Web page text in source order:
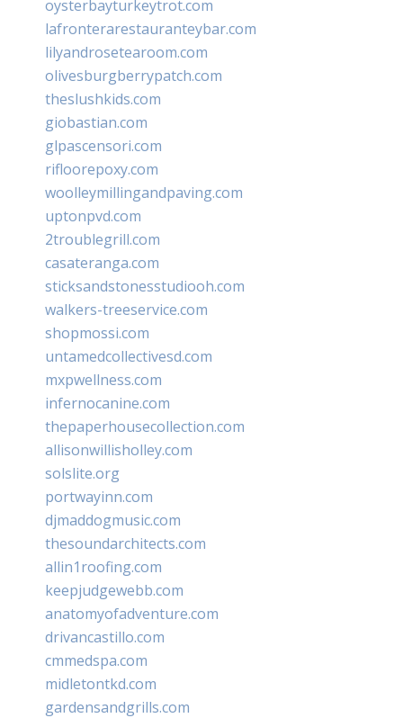
oysterbayturkeytrot.com
lafronterarestauranteybar.com
lilyandrosetearoom.com
olivesburgberrypatch.com
theslushkids.com
giobastian.com
glpascensori.com
rifloorepoxy.com
woolleymillingandpaving.com
uptonpvd.com
2troublegrill.com
casateranga.com
sticksandstonesstudiooh.com
walkers-treeservice.com
shopmossi.com
untamedcollectivesd.com
mxpwellness.com
infernocanine.com
thepaperhousecollection.com
allisonwillisholley.com
solslite.org
portwayinn.com
djmaddogmusic.com
thesoundarchitects.com
allin1roofing.com
keepjudgewebb.com
anatomyofadventure.com
drivancastillo.com
cmmedspa.com
midletontkd.com
gardensandgrills.com